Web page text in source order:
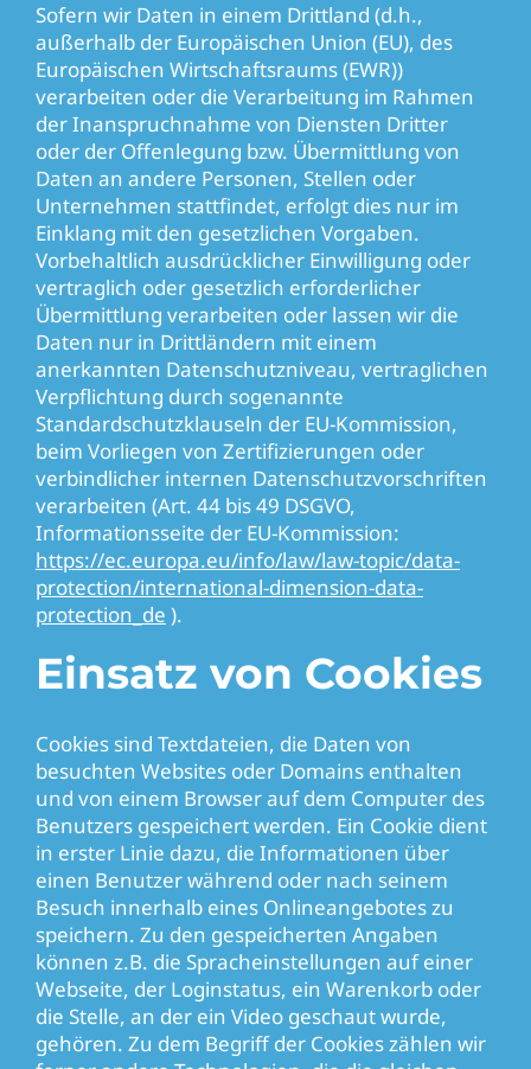
Sofern wir Daten in einem Drittland (d.h.,
außerhalb der Europäischen Union (EU), des
Europäischen Wirtschaftsraums (EWR))
verarbeiten oder die Verarbeitung im Rahmen
der Inanspruchnahme von Diensten Dritter
oder der Offenlegung bzw. Übermittlung von
Daten an andere Personen, Stellen oder
Unternehmen stattfindet, erfolgt dies nur im
Einklang mit den gesetzlichen Vorgaben.
Vorbehaltlich ausdrücklicher Einwilligung oder
vertraglich oder gesetzlich erforderlicher
Übermittlung verarbeiten oder lassen wir die
Daten nur in Drittländern mit einem
anerkannten Datenschutzniveau, vertraglichen
Verpflichtung durch sogenannte
Standardschutzklauseln der EU-Kommission,
beim Vorliegen von Zertifizierungen oder
verbindlicher internen Datenschutzvorschriften
verarbeiten (Art. 44 bis 49 DSGVO,
Informationsseite der EU-Kommission:
https://ec.europa.eu/info/law/law-topic/data-
protection/international-dimension-data-
protection_de ).
Einsatz von Cookies
Cookies sind Textdateien, die Daten von
besuchten Websites oder Domains enthalten
und von einem Browser auf dem Computer des
Benutzers gespeichert werden. Ein Cookie dient
in erster Linie dazu, die Informationen über
einen Benutzer während oder nach seinem
Besuch innerhalb eines Onlineangebotes zu
speichern. Zu den gespeicherten Angaben
können z.B. die Spracheinstellungen auf einer
Webseite, der Loginstatus, ein Warenkorb oder
die Stelle, an der ein Video geschaut wurde,
gehören. Zu dem Begriff der Cookies zählen wir